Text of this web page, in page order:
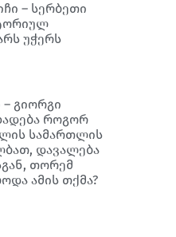
– სერბეთი
უჭერს
– გიორგი
როგორ
სამართლის
დავალება
თორემ
ამის თქმა?